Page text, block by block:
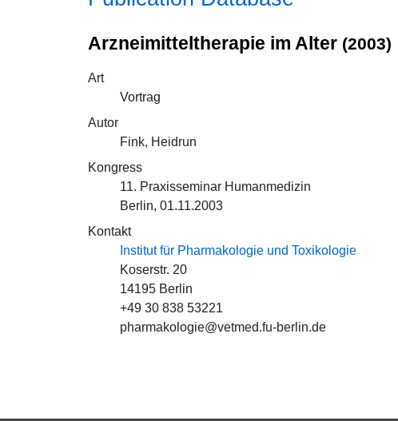
Arzneimitteltherapie im Alter (2003)
Art
Vortrag
Autor
Fink, Heidrun
Kongress
11. Praxisseminar Humanmedizin
Berlin, 01.11.2003
Kontakt
Institut für Pharmakologie und Toxikologie
Koserstr. 20
14195 Berlin
+49 30 838 53221
pharmakologie@vetmed.fu-berlin.de